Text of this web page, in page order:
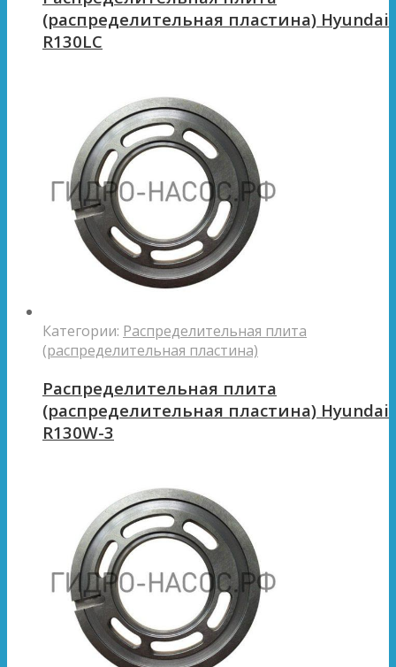
(распределительная пластина) Hyundai
R130LC
Категории: Распределительная плита
(распределительная пластина)
Распределительная плита
(распределительная пластина) Hyundai
R130W-3